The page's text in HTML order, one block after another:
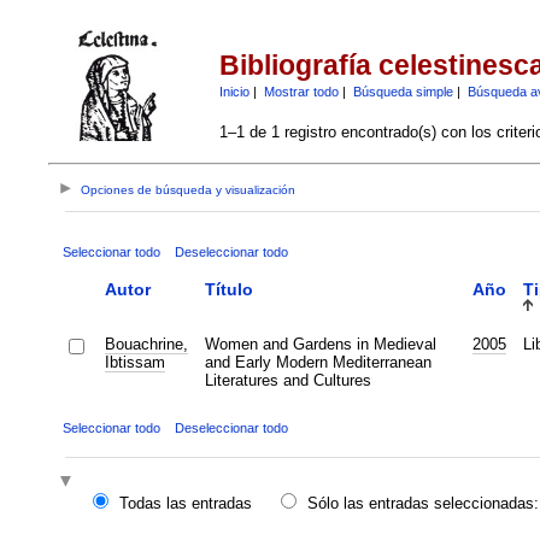
Bibliografía
Inicio| Mostrar todo| Búsqueda simple| Búsqueda
1–1 de 1 registro encontrado(s) con los
Opciones de búsqueda y visualización
Seleccionar todo Deseleccionar todo
Autor Título Año
Bouachrine,
Ibtissam
Women and Gardens in Medieval
and Early Modern Mediterranean
Literatures and Cultures
2005
Seleccionar todo Deseleccionar todo
Todas las entradas
Sólo las entradas seleccionadas: